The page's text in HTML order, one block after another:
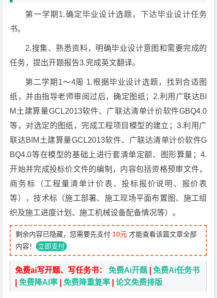
第一学期1.确定毕业设计选题，下达毕业设计任务
书。
2.搜集、熟悉资料，明确毕业设计意图和需要完成的
任务，提出开题报告3.完成英文翻译。
第二学期1～4周 1.根据毕业设计选题，找到合适图
纸，并由指导老师审阅过后，确定图纸；2.利用广联达BI
M土建算量GCL2013软件、广联达清单计价软件GBQ4.0
等，对选定的图纸，完成工程项目模型的建立；3.利用广
联达BIM土建算量GCL2013软件、广联达清单计价软件G
BQ4.0等在模型的基础上进行套清单定额、图形算量；4.
开始并完成投标价文件的编制，内容包括资格预审文件，
商务标（工程量清单计价表、投标报价说明、报价表
等），技术标（施工部署、施工现场平面布置图、施工组
织及施工进度计划、施工机械设备配备情况等）。
剩余内容已隐藏，您需要先支付 10元 才能查看该篇文章全部
内容！ 立即支付
免费ai写开题、写任务书：免费Ai开题 |免费Ai任务书
|免费降AI率 |免费降重复率 |论文免费排版